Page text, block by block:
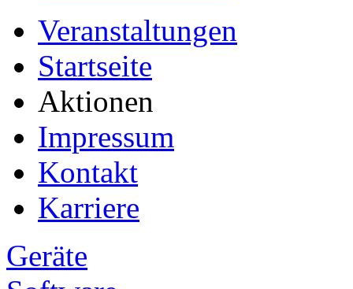
Veranstaltungen
Startseite
Aktionen
Impressum
Kontakt
Karriere
Geräte